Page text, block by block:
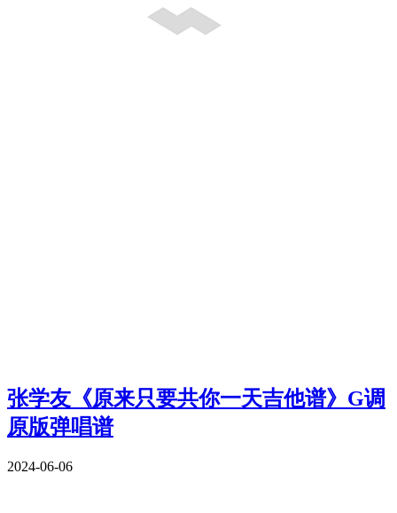
张学友《原来只要共你一天吉他谱》G调
原版弹唱谱
2024-06-06